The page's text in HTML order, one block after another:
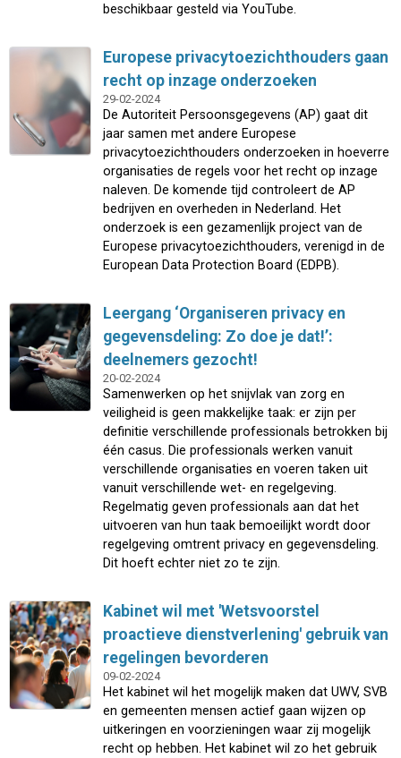
beschikbaar gesteld via YouTube.
Europese privacytoezichthouders gaan
recht op inzage onderzoeken
29-02-2024
De Autoriteit Persoonsgegevens (AP) gaat dit
jaar samen met andere Europese
privacytoezichthouders onderzoeken in hoeverre
organisaties de regels voor het recht op inzage
naleven. De komende tijd controleert de AP
bedrijven en overheden in Nederland. Het
onderzoek is een gezamenlijk project van de
Europese privacytoezichthouders, verenigd in de
European Data Protection Board (EDPB).
Leergang ‘Organiseren privacy en
gegevensdeling: Zo doe je dat!’:
deelnemers gezocht!
20-02-2024
Samenwerken op het snijvlak van zorg en
veiligheid is geen makkelijke taak: er zijn per
definitie verschillende professionals betrokken bij
één casus. Die professionals werken vanuit
verschillende organisaties en voeren taken uit
vanuit verschillende wet- en regelgeving.
Regelmatig geven professionals aan dat het
uitvoeren van hun taak bemoeilijkt wordt door
regelgeving omtrent privacy en gegevensdeling.
Dit hoeft echter niet zo te zijn.
Kabinet wil met 'Wetsvoorstel
proactieve dienstverlening' gebruik van
regelingen bevorderen
09-02-2024
Het kabinet wil het mogelijk maken dat UWV, SVB
en gemeenten mensen actief gaan wijzen op
uitkeringen en voorzieningen waar zij mogelijk
recht op hebben. Het kabinet wil zo het gebruik